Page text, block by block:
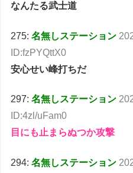
なんたる武士道
275:名無しステーション
ID:fzPYQttX0
安心せい峰打ちだ
297:名無しステーション
ID:4zl/uFam0
目にも止まらぬつか攻撃
294:名無しステーション